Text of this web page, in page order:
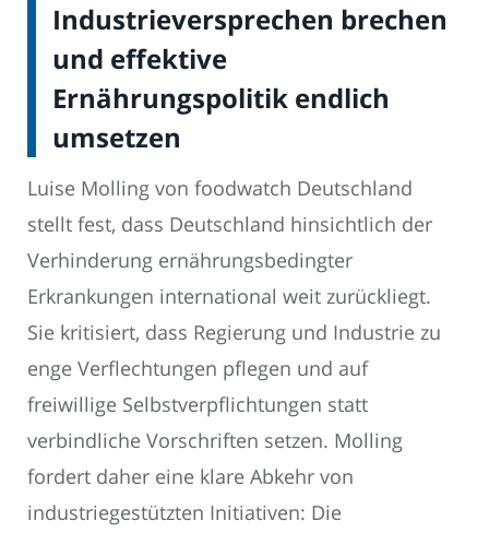
Industrieversprechen brechen
und effektive
Ernährungspolitik endlich
umsetzen
Luise Molling von foodwatch Deutschland
stellt fest, dass Deutschland hinsichtlich der
Verhinderung ernährungsbedingter
Erkrankungen international weit zurückliegt.
Sie kritisiert, dass Regierung und Industrie zu
enge Verflechtungen pflegen und auf
freiwillige Selbstverpflichtungen statt
verbindliche Vorschriften setzen. Molling
fordert daher eine klare Abkehr von
industriegestützten Initiativen: Die